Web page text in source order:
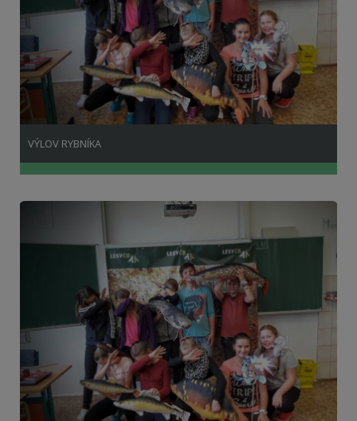
VÝLOV RYBNÍKA